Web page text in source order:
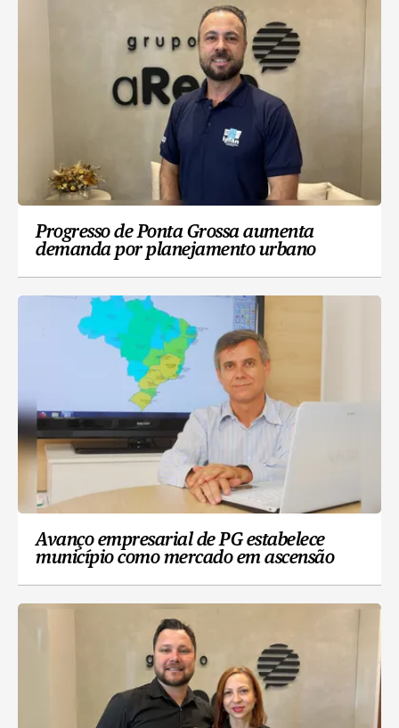
Progresso de Ponta Grossa aumenta
demanda por planejamento urbano
Avanço empresarial de PG estabelece
município como mercado em ascensão